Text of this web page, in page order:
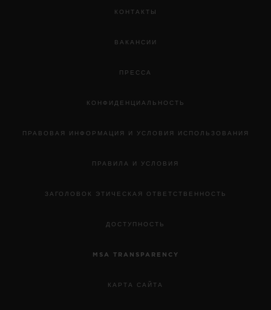
КОНТАКТЫ
ВАКАНСИИ
ПРЕССА
КОНФИДЕНЦИАЛЬНОСТЬ
ПРАВОВАЯ ИНФОРМАЦИЯ И УСЛОВИЯ ИСПОЛЬЗОВАНИЯ
ПРАВИЛА И УСЛОВИЯ
ЗАГОЛОВОК ЭТИЧЕСКАЯ ОТВЕТСТВЕННОСТЬ
ДОСТУПНОСТЬ
MSA TRANSPARENCY
КАРТА САЙТА